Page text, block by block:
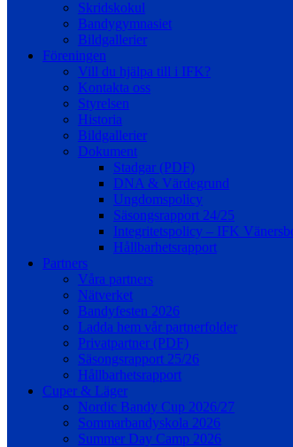
Skridskokul
Bandygymnasiet
Bildgallerier
Föreningen
Vill du hjälpa till i IFK?
Kontakta oss
Styrelsen
Historia
Bildgallerier
Dokument
Stadgar (PDF)
DNA & Värdegrund
Ungdomspolicy
Säsongsrapport 24/25
Integritetspolicy – IFK
Hållbarhetsrapport
Partners
Våra partners
Nätverket
Bandyfesten 2026
Ladda hem vår partnerfolder
Privatpartner (PDF)
Säsongsrapport 25/26
Hållbarhetsrapport
Cuper & Läger
Nordic Bandy Cup 2026/27
Sommarbandyskola 2026
Summer Day Camp 2026